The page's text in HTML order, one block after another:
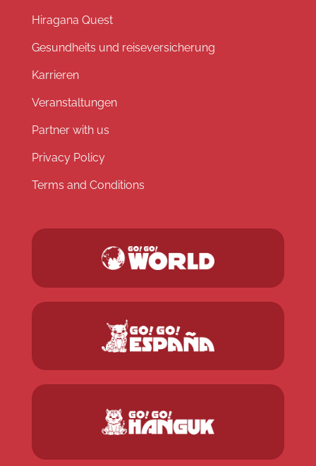
Hiragana Quest
Gesundheits und reiseversicherung
Karrieren
Veranstaltungen
Partner with us
Privacy Policy
Terms and Conditions